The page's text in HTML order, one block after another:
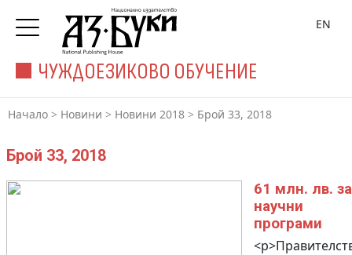
ЧУЖДОЕЗИКОВО ОБУЧЕНИЕ
EN
Начало > Новини > Новини 2018 > Брой 33, 2018
Брой 33, 2018
61 млн. лв. за
научни
програми